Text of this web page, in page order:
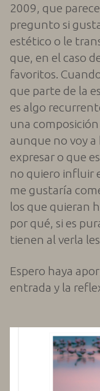
2009, que
pregunto si
estético o le
que, en el caso
favoritos.
que parte de la
es algo
una
aunque no voy
expresar o que
no quiero influir
me gustaría
los que quieran
por qué, si es
tienen al verla
Espero haya
entrada y la